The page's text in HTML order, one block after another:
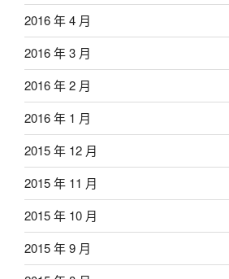
2016 年 4 月
2016 年 3 月
2016 年 2 月
2016 年 1 月
2015 年 12 月
2015 年 11 月
2015 年 10 月
2015 年 9 月